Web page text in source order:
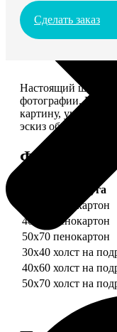
Сделать заказ
Настоящий
фотографии.
картину, учитывая
эскиз обязательно
Форматы и
Услуга
30х40 пенокартон
40х60 пенокартон
50х70 пенокартон
30х40 холст на
40х60 холст на
50х70 холст на